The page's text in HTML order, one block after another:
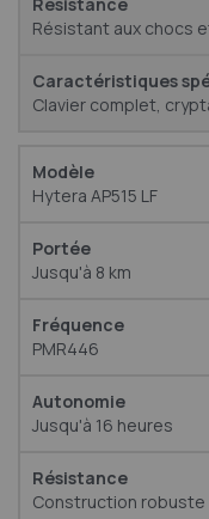
Résistant aux chocs
Clavier complet,
Hytera AP515 LF
Jusqu'à 8 km
PMR446
Jusqu'à 16 heures
Construction robuste